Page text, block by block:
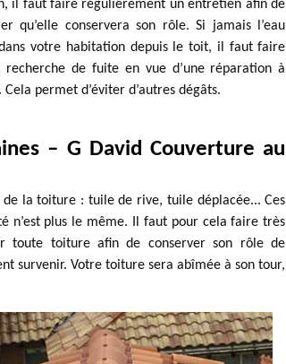
il faut faire régulièrement un entretien afin de
qu’elle conservera son rôle. Si jamais l’eau
votre habitation depuis le toit, il faut faire
recherche de fuite en vue d’une réparation à
Cela permet d’éviter d’autres dégâts.
– G David Couverture au
la toiture : tuile de rive, tuile déplacée... Ces
n’est plus le même. Il faut pour cela faire très
toute toiture afin de conserver son rôle de
survenir. Votre toiture sera abîmée à son tour,